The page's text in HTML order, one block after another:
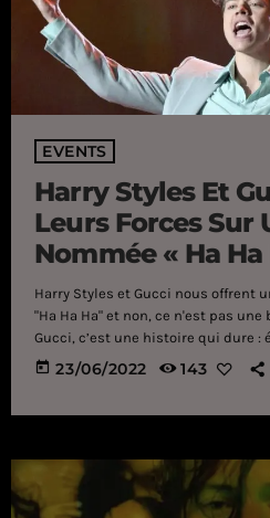
EVENTS
Harry Styles Et
Leurs Forces Sur
Nommée « Ha Ha
Harry Styles et Gucci nous offrent
"Ha Ha Ha" et non, ce n'est pas
Gucci, c’est une histoire qui dure :
s’est souvent montré portant les
Michele – directeur artistique de
today 23/06/2022 143